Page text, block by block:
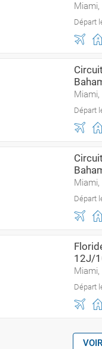
Miami,
Départ
Miami,
Départ
Miami,
Départ
12J/
Miami,
Départ